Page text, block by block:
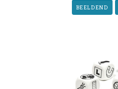
BEELDEND